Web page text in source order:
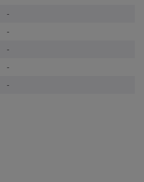
-
-
-
-
-